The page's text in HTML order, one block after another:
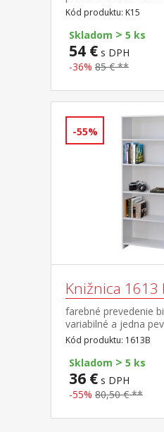
nastaviteľná, výška
nastaviteľná tuhosť
výška opierky 45 cm
nosnosť do 100 kg
Kód produktu: K15
Skladom > 5 ks
54 € s DPH
-36% 85 € **
-55%
Knižnica 1613
farebné prevedenie
variabilné a jedna
Kód produktu: 1613B
Skladom > 5 ks
36 € s DPH
-55% 80,50 € **